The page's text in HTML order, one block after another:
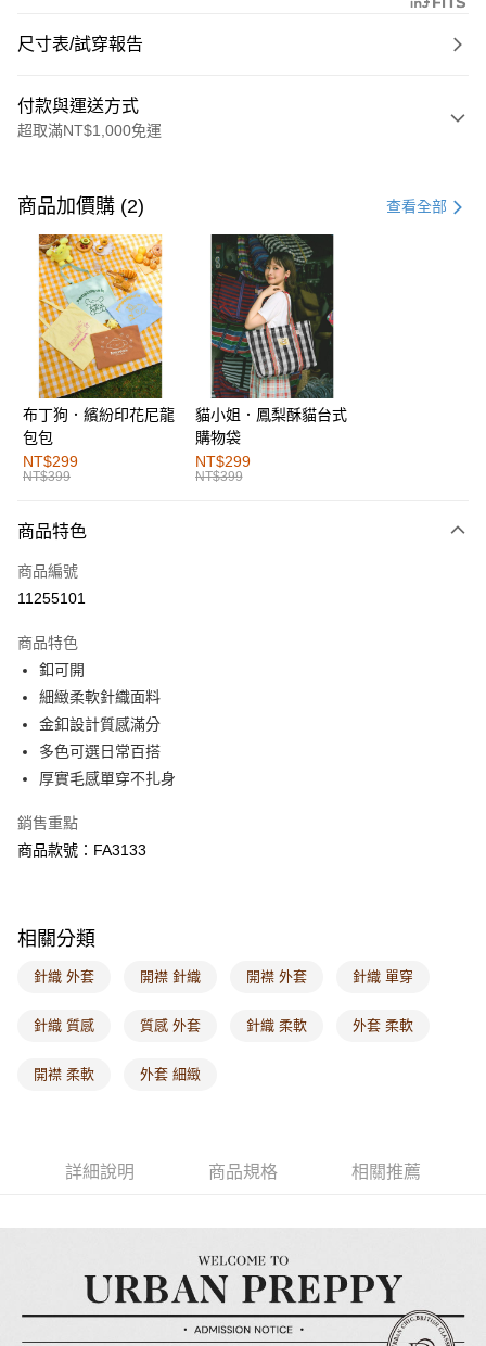
尺寸表/試穿報告
付款與運送方式
超取滿NT$1,000免運
信用卡一次付款
購物金
超商取貨付款
LINE Pay
街口支付
運送方式
全家取貨付款
每筆NT$60，滿NT$1,000(含以上)免運費
付款後全家取貨
萊爾富取貨付款
付款後萊爾富取貨
每筆NT$60，滿NT$1,000(含以上)免運費
7-11取貨付款
每筆NT$60，滿NT$1,000(含以上)免運費
每筆NT$60，滿NT$1,000(含以上)免運費
付款後門市自取
每筆NT$60，滿NT$1,000(含以上)免運費
商品加價購 (2) 查看全部
布丁狗．繽紛印花尼龍
包包
NT$299
NT$399
貓小姐．鳳梨酥貓台式
購物袋
NT$299
NT$399
商品特色
商品編號
11255101
商品特色
釦可開
細緻柔軟針織面料
金釦設計質感滿分
多色可選日常百搭
厚實毛感單穿不扎身
銷售重點
商品款號：FA3133
相關分類
針織 外套 開襟 針織 開襟 外套 針織 單穿
針織 質感 質感 外套 針織 柔軟 外套 柔軟
開襟 柔軟 外套 細緻
詳細說明 商品規格 相關推薦